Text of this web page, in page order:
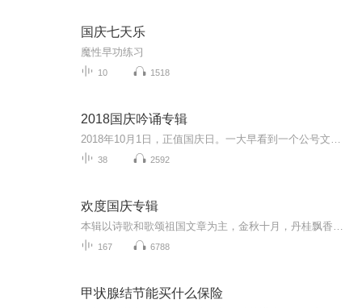
国庆七天乐
魔性早功练习
10 1518
2018国庆吟诵专辑
38 2592
欢度国庆专辑
167 6788
甲状腺结节能买什么保险